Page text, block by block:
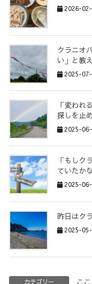
2026-
クラニオ
い」と教
2025-
「変われ
探しを止
2025-
「もしク
ていたか
2025-06-
昨日はク
2025-
カテゴリー こ